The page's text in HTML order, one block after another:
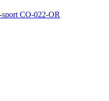
CO-022-OR